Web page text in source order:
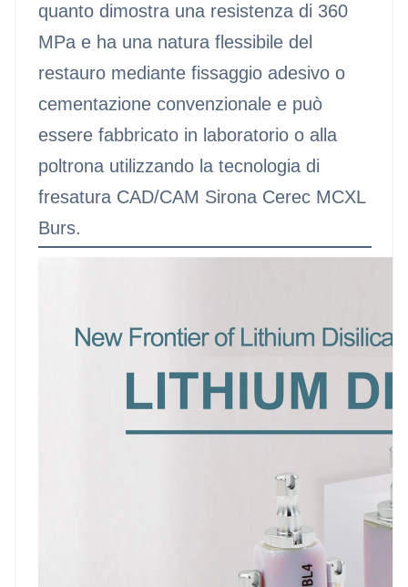
quanto dimostra una resistenza di 360
MPa e ha una natura flessibile del
restauro mediante fissaggio adesivo o
cementazione convenzionale e può
essere fabbricato in laboratorio o alla
poltrona utilizzando la tecnologia di
fresatura CAD/CAM Sirona Cerec MCXL
Burs.